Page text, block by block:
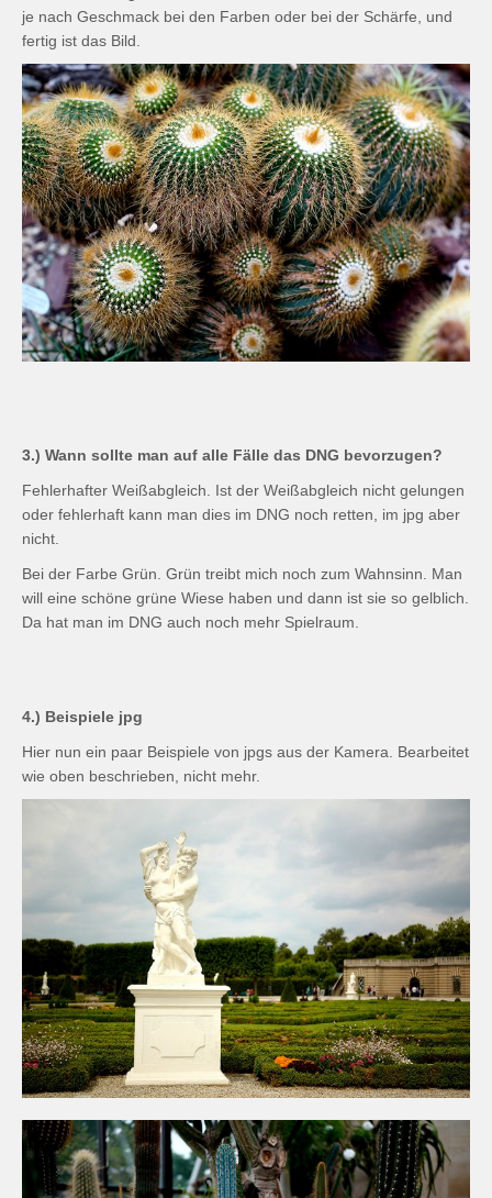
je nach Geschmack bei den Farben oder bei der Schärfe, und
fertig ist das Bild.
3.) Wann sollte man auf alle Fälle das DNG bevorzugen?
Fehlerhafter Weißabgleich. Ist der Weißabgleich nicht gelungen
oder fehlerhaft kann man dies im DNG noch retten, im jpg aber
nicht.
Bei der Farbe Grün. Grün treibt mich noch zum Wahnsinn. Man
will eine schöne grüne Wiese haben und dann ist sie so gelblich.
Da hat man im DNG auch noch mehr Spielraum.
4.) Beispiele jpg
Hier nun ein paar Beispiele von jpgs aus der Kamera. Bearbeitet
wie oben beschrieben, nicht mehr.